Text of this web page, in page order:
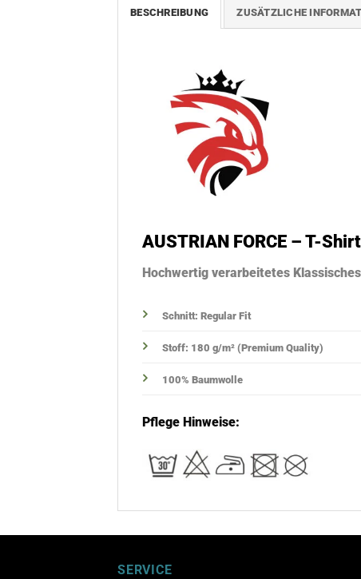
BESCHREIBUNG ZUSÄTZLICHE
AUSTRIAN FORCE – T-Shirt
Hochwertig verarbeitetes
Schnitt: Regular Fit
Stoff: 180 g/m² (Premium Quality)
100% Baumwolle
Pflege Hinweise:
SERVICE